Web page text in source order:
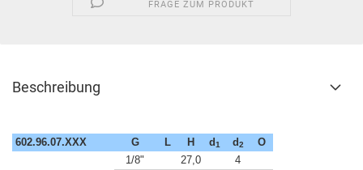
FRAGE ZUM PRODUKT
Beschreibung
602.96.07.XXX G L H d1 d2
O
1/8"
27,0
4